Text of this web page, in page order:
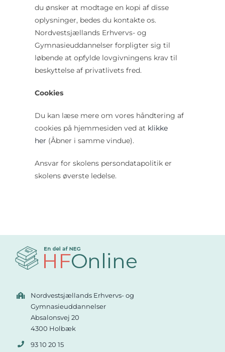
du ønsker at modtage en kopi af disse
oplysninger, bedes du kontakte os.
Nordvestsjællands Erhvervs- og
Gymnasieuddannelser forpligter sig til
løbende at opfylde lovgivningens krav til
beskyttelse af privatlivets fred.
Cookies
Du kan læse mere om vores håndtering af
cookies på hjemmesiden ved at klikke
her (Åbner i samme vindue).
Ansvar for skolens persondatapolitik er
skolens øverste ledelse.
Nordvestsjællands Erhvervs- og
Gymnasieuddannelser
Absalonsvej 20
4300 Holbæk
93 10 20 15